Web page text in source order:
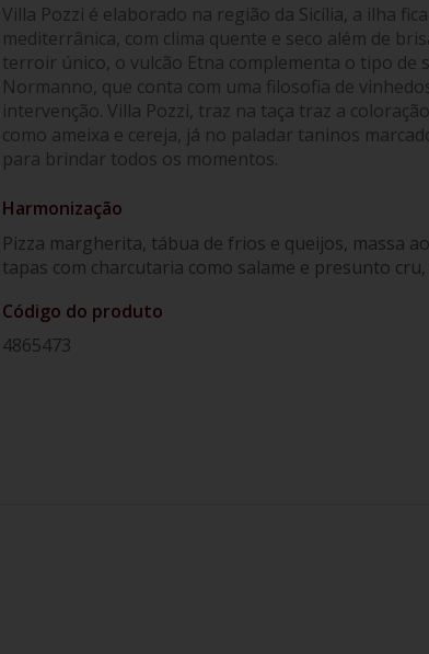
Villa Pozzi é elaborado na região da Sicília, a ilha
mediterrânica, com clima quente e seco além de
terroir único, o vulcão Etna complementa o tipo de
Normanno, que conta com uma filosofia de
intervenção. Villa Pozzi, traz na taça traz a
como ameixa e cereja, já no paladar taninos
para brindar todos os momentos.
Harmonização
Pizza margherita, tábua de frios e queijos, massa
tapas com charcutaria como salame e presunto
Código do produto
4865473